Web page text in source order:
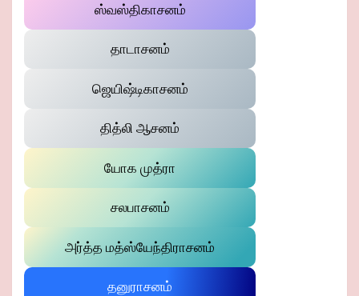
ஸ்வஸ்திகாசனம்
தாடாசனம்
ஜெயிஷ்டிகாசனம்
தித்லி ஆசனம்
யோக முத்ரா
சலபாசனம்
அர்த்த மத்ஸ்யேந்திராசனம்
தனுராசனம்